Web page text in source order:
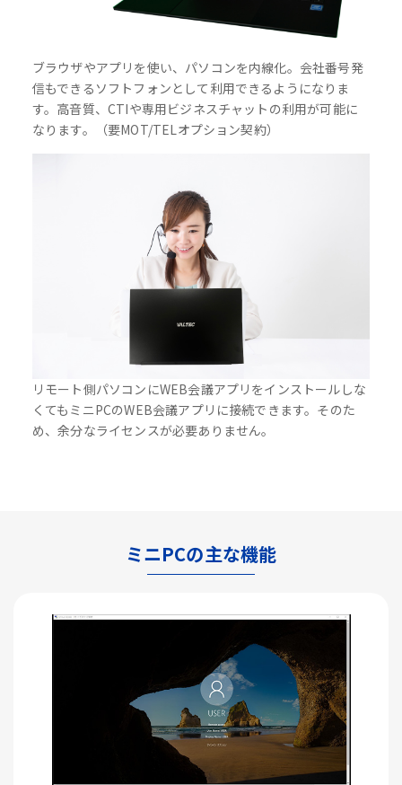
ブラウザやアプリを使い、パソコンを内線化。会社番号発
信もできるソフトフォンとして利用できるようになりま
す。高音質、CTIや専用ビジネスチャットの利用が可能に
なります。（要MOT/TELオプション契約）
リモート側パソコンにWEB会議アプリをインストールしな
くてもミニPCのWEB会議アプリに接続できます。そのた
め、余分なライセンスが必要ありません。
ミニPCの主な機能